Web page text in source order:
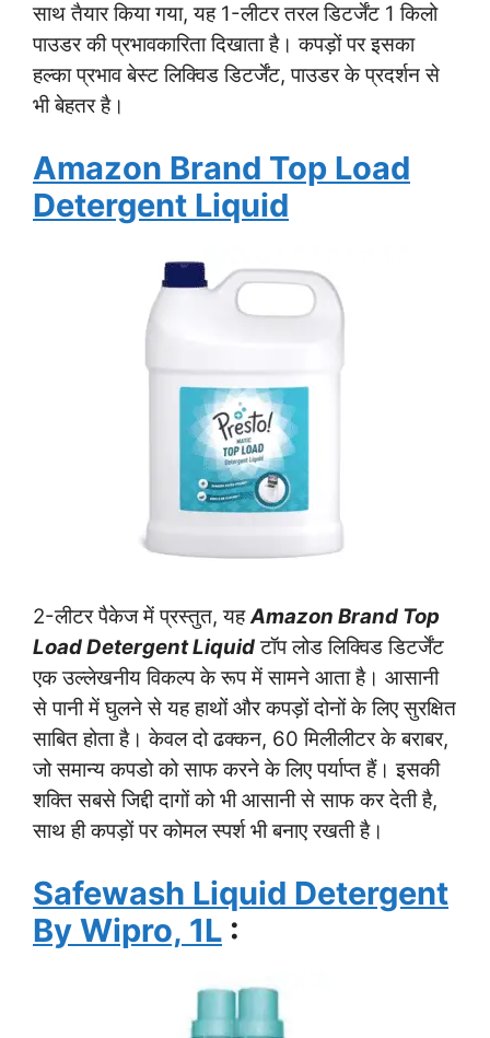
साथ तैयार किया गया, यह 1-लीटर तरल डिटर्जेंट 1 किलो
पाउडर की प्रभावकारिता दिखाता है। कपड़ों पर इसका
हल्का प्रभाव बेस्ट लिक्विड डिटर्जेंट, पाउडर के प्रदर्शन से
भी बेहतर है।
Amazon Brand Top Load
Detergent Liquid
2-लीटर पैकेज में प्रस्तुत, यहAmazon Brand Top
Load Detergent Liquidटॉप लोड लिक्विड डिटर्जेंट
एक उल्लेखनीय विकल्प के रूप में सामने आता है। आसानी
से पानी में घुलने से यह हाथों और कपड़ों दोनों के लिए सुरक्षित
साबित होता है। केवल दो ढक्कन, 60 मिलीलीटर के बराबर,
जो समान्य कपडो को साफ करने के लिए पर्याप्त हैं। इसकी
शक्ति सबसे जिद्दी दागों को भी आसानी से साफ कर देती है,
साथ ही कपड़ों पर कोमल स्पर्श भी बनाए रखती है।
Safewash Liquid Detergent
By Wipro, 1L :